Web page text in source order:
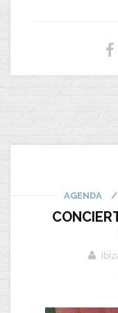
AGENDA /